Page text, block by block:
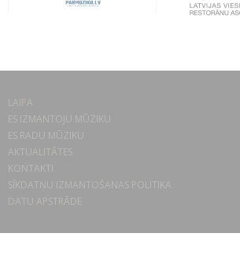
LAIPA
ES IZMANTOJU MŪZIKU
ES RADU MŪZIKU
AKTUALITĀTES
KONTAKTI
SĪKDATŅU IZMANTOŠANAS POLITIKA
DATU APSTRĀDE